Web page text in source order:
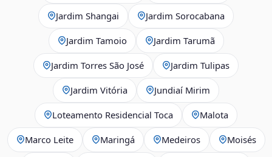
Jardim Shangai Jardim Sorocabana
Jardim Tamoio Jardim Tarumã
Jardim Torres São José Jardim Tulipas
Jardim Vitória Jundiaí Mirim
Loteamento Residencial Toca Malota
Marco Leite Maringá Medeiros Moisés